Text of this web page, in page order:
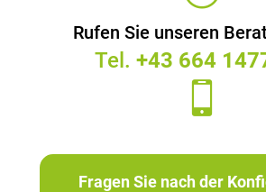
Rufen Sie unseren
Tel. +43 664
Fragen Sie nach der